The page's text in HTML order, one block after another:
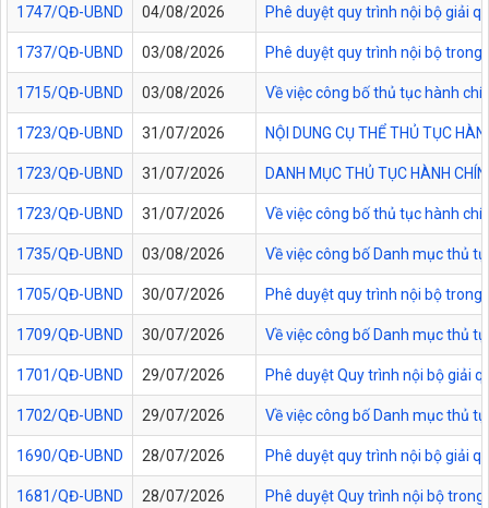
1747/QĐ-UBND 04/08/2026 Phê duyệt quy trình nội bộ giải
1737/QĐ-UBND 03/08/2026 Phê duyệt quy trình nội bộ
1715/QĐ-UBND 03/08/2026 Về việc công bố thủ tục hành
1723/QĐ-UBND 31/07/2026 NỘI DUNG CỤ THỂ THỦ TỤC
1723/QĐ-UBND 31/07/2026 DANH MỤC THỦ TỤC HÀNH
1723/QĐ-UBND 31/07/2026 Về việc công bố thủ tục hành
1735/QĐ-UBND 03/08/2026 Về việc công bố Danh mục thủ
1705/QĐ-UBND 30/07/2026 Phê duyệt quy trình nội bộ
1709/QĐ-UBND 30/07/2026 Về việc công bố Danh mục thủ
1701/QĐ-UBND 29/07/2026 Phê duyệt Quy trình nội bộ giải
1702/QĐ-UBND 29/07/2026 Về việc công bố Danh mục thủ
1690/QĐ-UBND 28/07/2026 Phê duyệt quy trình nội bộ giải
1681/QĐ-UBND 28/07/2026
Phê duyệt Quy trình nội bộ